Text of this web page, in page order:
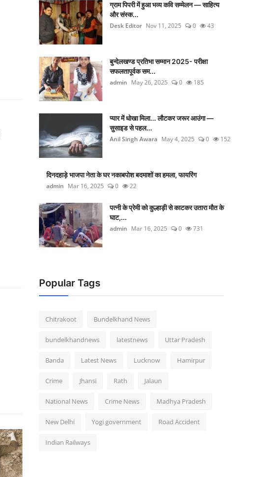
ग्राम पिपरी में हुआ भव्य कवि सम्मेलन — साहित्य
और संस्क...
Desk Editor Nov 11, 2025 0 43
बुन्देलखण्ड प्रतिभा सम्मान 2025- परीक्षा
सफलतापूर्वक सम...
admin May 26, 2025 0 185
प्यार में धोखा मिला... लौटकर जरूर आउंगा —
सुसाइड से पहल...
Anil Singh Awara May 4, 2025 0 152
दिनदहाड़े भाजपा नेता के घर नकाबपोश बदमाशों का हमला, फायरिंग
admin Mar 16, 2025 0 22
पत्नी के प्रेमी को कुल्हाड़ी से काटकर उतारा मौत के
घाट,...
admin Mar 16, 2025 0 731
Popular Tags
Chitrakoot Bundelkhand News
bundelkhandnews latestnews Uttar Pradesh
Banda Latest News Lucknow Hamirpur
Crime Jhansi Rath Jalaun
National News Crime News Madhya Pradesh
New Delhi Yogi government Road Accident
Indian Railways